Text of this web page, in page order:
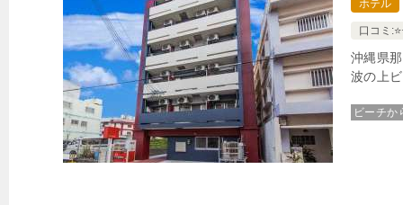
ホテル
口コミ
沖縄県
波の上
ビーチか